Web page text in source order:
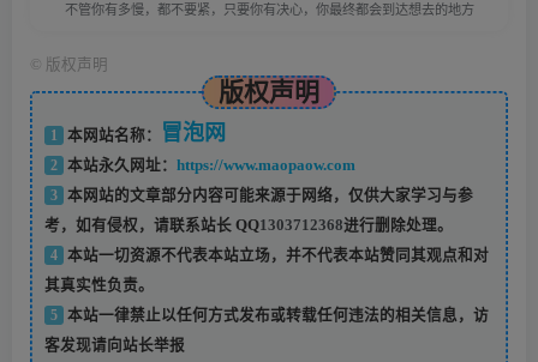
不管你有多慢，都不要紧，只要你有决心，你最终都会到达想去的地方
版权声明
版权声明
1 本网站名称： 冒泡网
2 本站永久网址： https://www.maopaow.com
3
本网站的文章部分内容可能来源于网络，仅供大家学习与参
考，如有侵权，请联系站长 QQ1303712368进行删除处理。
4
本站一切资源不代表本站立场，并不代表本站赞同其观点和对
其真实性负责。
5
本站一律禁止以任何方式发布或转载任何违法的相关信息，访
客发现请向站长举报